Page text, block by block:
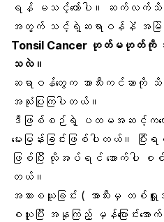
ရန် မသင့်တော်ပါ။ ဆက်လက်သိရှိ
အတွက် သင့်ရဲ့ဆရာဝန်နဲံ အမြဲတိုင်
Tonsil Cancer ဟုတ်မဟုတ်ကို
သလဲ။
ဆရာဝန်တွေက အာသီးကင်ဆာကို သိ
အသုံးပြုကြပါတယ်။
ဒီဖြစ်စဉ်ရဲ့ ပထမအဆင့်ကတော့
မေးမြန်းခြင်းဖြစ်ပါတယ်။ ပြီ
ဖြစ်ပြီး လိုအပ်ရင် အောက်ပါ စ
တယ်။
အသားစယူခြင်း ( အာသီးမှ တစ်
စယူပြီး အနုကြည့် မှန်ပြောင်းအောက်